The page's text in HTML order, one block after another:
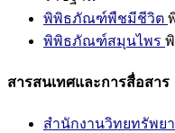
พิพิธภัณฑ์พืชมีชีวิต
พิพิธภัณฑ์สมุนไพร
สารสนเทศและการสื่อสาร
สำนักงานวิทยทรัพย